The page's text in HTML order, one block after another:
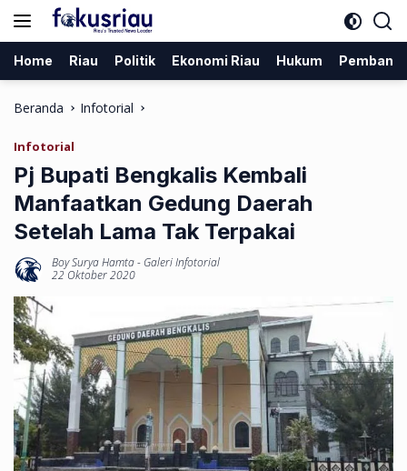
Langsung
Home Riau Politik Ekonomi Riau Hukum
Beranda Infotorial
Infotorial
Pj Bupati Bengkalis Kembali
Manfaatkan Gedung Daerah
Setelah Lama Tak Terpakai
Boy Surya Hamta- Galeri Infotorial
22 Oktober 2020